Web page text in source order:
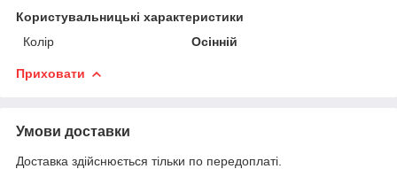
Користувальницькі характеристики
Колір
Осінній
Приховати
Умови доставки
Доставка здійснюється тільки по передоплаті.